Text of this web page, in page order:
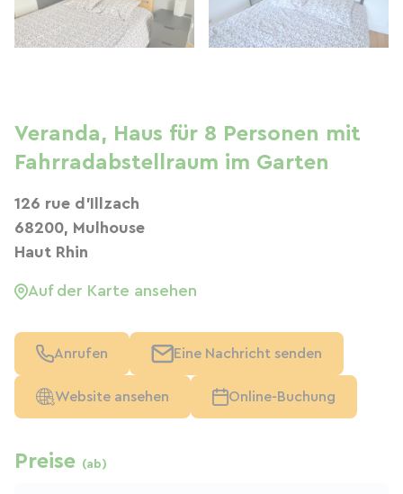
Veranda, Haus für 8 Personen mit
Fahrradabstellraum im Garten
126 rue d'Illzach
68200, Mulhouse
Haut Rhin
Auf der Karte ansehen
Anrufen Eine Nachricht senden
Website ansehen Online-Buchung
Preise (ab)